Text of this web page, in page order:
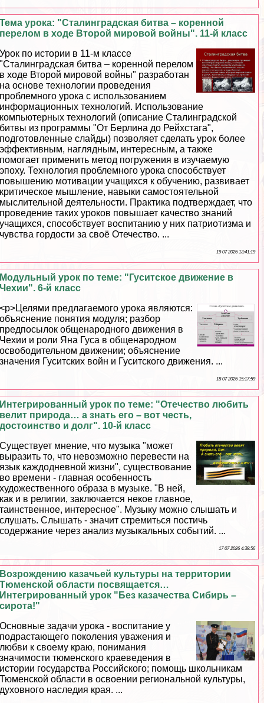
Тема урока: "Сталинградская битва – коренной
перелом в ходе Второй мировой войны". 11-й класс
Урок по истории в 11-м классе
"Сталинградская битва – коренной перелом
в ходе Второй мировой войны" разработан
на основе технологии проведения
проблемного урока с использованием
информационных технологий. Использование
компьютерных технологий (описание Сталинградской
битвы из программы "От Берлина до Рейхстага",
подготовленные слайды) позволяет сделать урок более
эффективным, наглядным, интересным, а также
помогает применить метод погружения в изучаемую
эпоху. Технология проблемного урока способствует
повышению мотивации учащихся к обучению, развивает
критическое мышление, навыки самостоятельной
мыслительной деятельности. Пpaктика подтверждает, что
проведение таких уроков повышает качество знаний
учащихся, способствует воспитанию у них патриотизма и
чувства гордости за своё Отечество. ...
19 07 2026 13:41:19
Модульный урок по теме: "Гуситское движение в
Чехии". 6-й класс
<p>Целями предлагаемого урока являются:
объяснение понятия модуля; разбор
предпосылок общенародного движения в
Чехии и роли Яна Гуса в общенародном
освободительном движении; объяснение
значения Гуситских войн и Гуситского движения. ...
18 07 2026 15:17:59
Интегрированный урок по теме: "Отечество любить
велит природа… а знать его – вот честь,
достоинство и долг". 10-й класс
Существует мнение, что музыка "может
выразить то, что невозможно перевести на
язык каждодневной жизни", существование
во времени - главная особенность
художественного образа в музыке. "В ней,
как и в религии, заключается некое главное,
таинственное, интересное". Музыку можно слышать и
слушать. Слышать - значит стремиться постичь
содержание через анализ музыкальных событий. ...
17 07 2026 4:38:56
Возрождению казачьей культуры на территории
Тюменской области посвящается…
Интегрированный урок "Без казачества Сибирь –
сирота!"
Основные задачи урока - воспитание у
подрастающего поколения уважения и
любви к своему краю, понимания
значимости тюменского краеведения в
истории государства Российского; помощь школьникам
Тюменской области в освоении региональной культуры,
духовного наследия края. ...